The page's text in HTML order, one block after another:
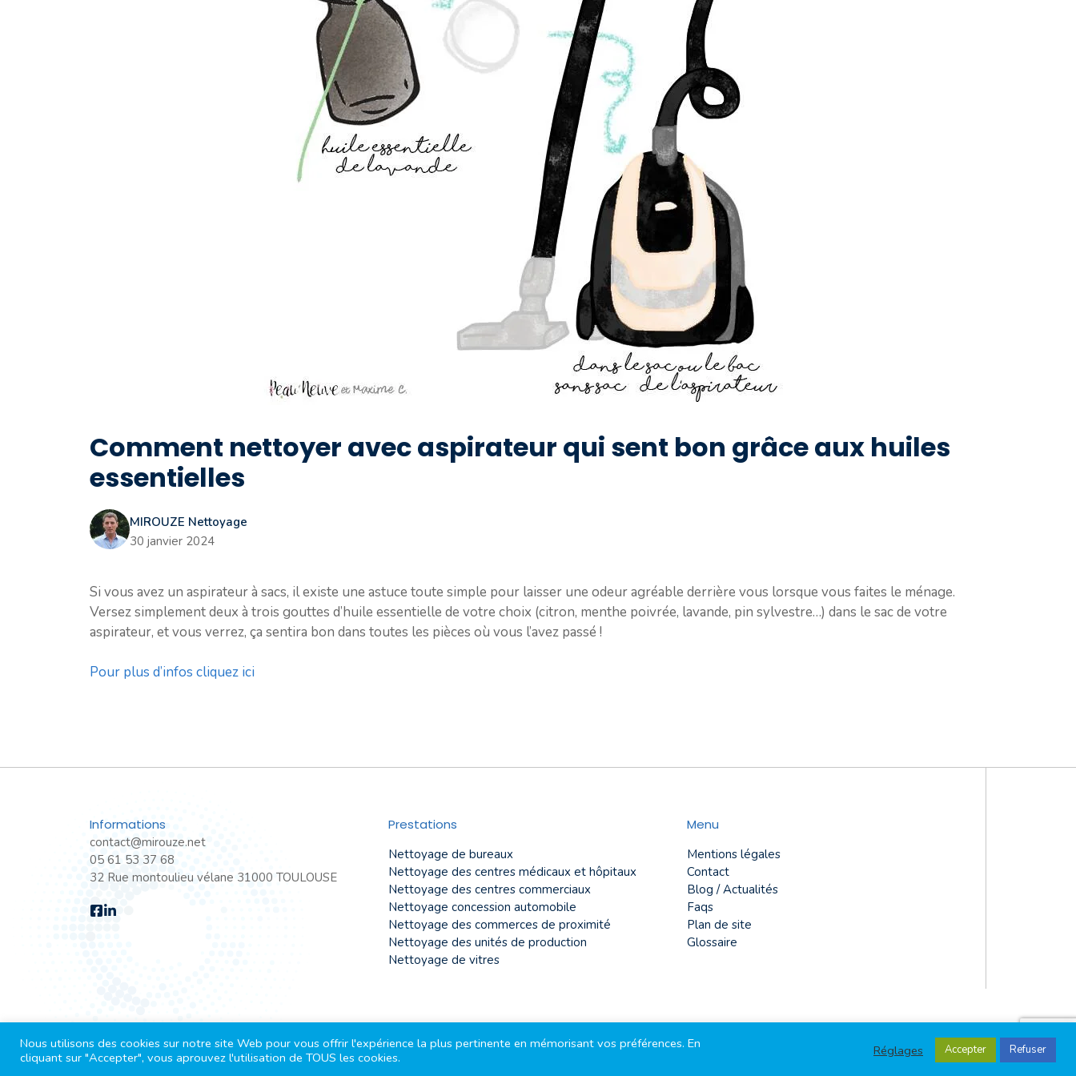
Comment nettoyer avec aspirateur qui sent bon grâce aux huiles
essentielles
MIROUZE Nettoyage
30 janvier 2024
Si vous avez un aspirateur à sacs, il existe une astuce toute simple pour laisser une odeur agréable derrière vous lorsque vous faites le ménage.
Versez simplement deux à trois gouttes d’huile essentielle de votre choix (citron, menthe poivrée, lavande, pin sylvestre…) dans le sac de votre
aspirateur, et vous verrez, ça sentira bon dans toutes les pièces où vous l’avez passé !
Pour plus d’infos cliquez ici
Informations
contact@mirouze.net
05 61 53 37 68
32 Rue montoulieu vélane 31000 TOULOUSE
Prestations
Nettoyage de bureaux
Nettoyage des centres médicaux et hôpitaux
Nettoyage des centres commerciaux
Nettoyage concession automobile
Nettoyage des commerces de proximité
Nettoyage des unités de production
Nettoyage de vitres
Menu
Mentions légales
Contact
Blog / Actualités
Faqs
Plan de site
Glossaire
2026 tout droits réservé Mirouze
Nous utilisons des cookies sur notre site Web pour vous offrir l'expérience la plus pertinente en mémorisant vos préférences. En
cliquant sur "Accepter", vous aprouvez l'utilisation de TOUS les cookies.
Réglages Accepter Refuser